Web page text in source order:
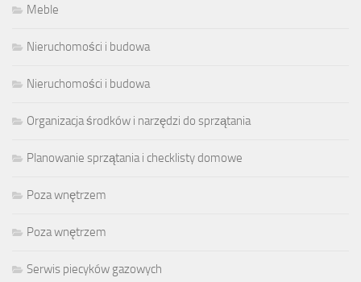
Meble
Nieruchomości i budowa
Nieruchomości i budowa
Organizacja środków i narzędzi do sprzątania
Planowanie sprzątania i checklisty domowe
Poza wnętrzem
Poza wnętrzem
Serwis piecyków gazowych